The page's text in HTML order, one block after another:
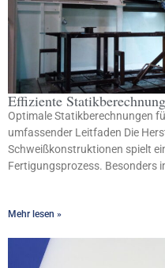
Effiziente
Optimale Statikberechnungen
umfassender Leitfaden Die
Schweißkonstruktionen spielt
Fertigungsprozess. Besonders
Mehr lesen »